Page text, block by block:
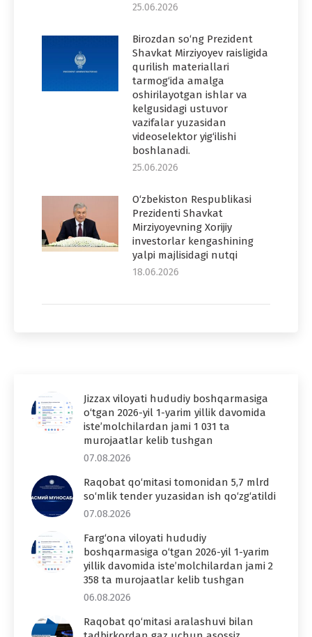
25.06.2026
Birozdan so‘ng Prezident
Shavkat Mirziyoyev raisligida
qurilish materiallari
tarmog‘ida amalga
oshirilayotgan ishlar va
kelgusidagi ustuvor
vazifalar yuzasidan
videoselektor yig‘ilishi
boshlanadi.
25.06.2026
O‘zbekiston Respublikasi
Prezidenti Shavkat
Mirziyoyevning Xorijiy
investorlar kengashining
yalpi majlisidagi nutqi
18.06.2026
Jizzax viloyati hududiy boshqarmasiga
o‘tgan 2026-yil 1-yarim yillik davomida
iste’molchilardan jami 1 031 ta
murojaatlar kelib tushgan
07.08.2026
Raqobat qo‘mitasi tomonidan 5,7 mlrd
so‘mlik tender yuzasidan ish qo‘zg‘atildi
07.08.2026
Farg‘ona viloyati hududiy
boshqarmasiga o‘tgan 2026-yil 1-yarim
yillik davomida iste’molchilardan jami 2
358 ta murojaatlar kelib tushgan
06.08.2026
Raqobat qo‘mitasi aralashuvi bilan